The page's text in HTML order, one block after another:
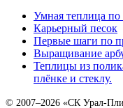
Умная теплица по
Карьерный песок
Первые шаги по
Выращивание
Теплицы из
плёнке и стеклу.
© 2007–2026 «СК Урал-